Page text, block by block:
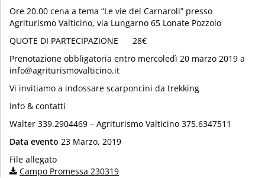
Ore 20.00 cena a tema “Le vie del Carnaroli” presso
Agriturismo Valticino, via Lungarno 65 Lonate Pozzolo
QUOTE DI PARTECIPAZIONE 28€
Prenotazione obbligatoria entro mercoledì 20 marzo 2019 a
info@agriturismovalticino.it
Vi invitiamo a indossare scarponcini da trekking
Info & contatti
Walter 339.2904469 – Agriturismo Valticino 375.6347511
Data evento 23 Marzo, 2019
File allegato
Campo Promessa 230319